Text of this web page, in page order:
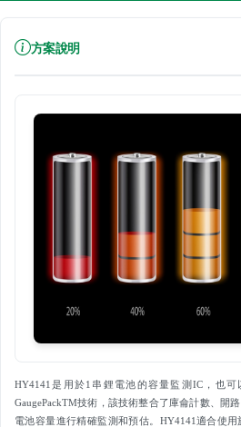
方案說明
HY4141是用於1串鋰電池的容量監測IC，也
GaugePackTM技術，該技術整合了庫侖計數、開
電池容量進行精確監測和預估。HY4141適合使